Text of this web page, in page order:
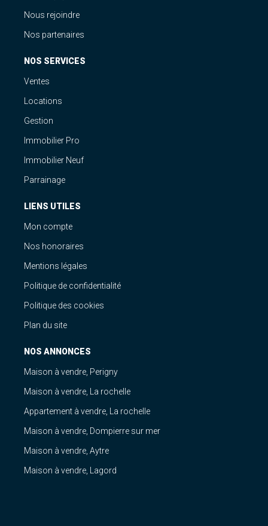
Nous rejoindre
Nos partenaires
NOS SERVICES
Ventes
Locations
Gestion
Immobilier Pro
Immobilier Neuf
Parrainage
LIENS UTILES
Mon compte
Nos honoraires
Mentions légales
Politique de confidentialité
Politique des cookies
Plan du site
NOS ANNONCES
Maison à vendre, Perigny
Maison à vendre, La rochelle
Appartement à vendre, La rochelle
Maison à vendre, Dompierre sur mer
Maison à vendre, Aytre
Maison à vendre, Lagord